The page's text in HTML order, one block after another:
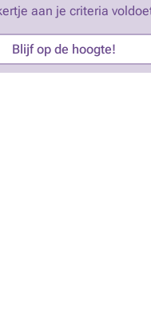
aan je criteria
Blijf op de hoogte!